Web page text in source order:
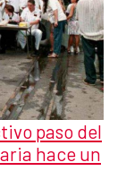
paso del
hace un